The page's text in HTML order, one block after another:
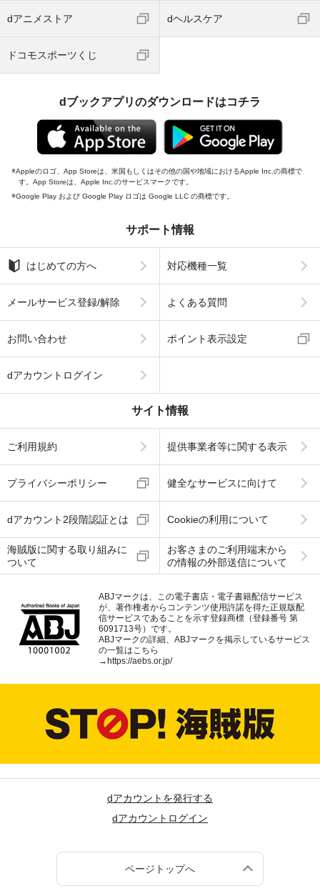
dアニメストア dヘルスケア
ドコモスポーツくじ
dブックアプリのダウンロードはコチラ
Appleのロゴ、App Storeは、米国もしくはその他の国や地域におけるApple Inc.の商標で
す。App Storeは、Apple Inc.のサービスマークです。
Google Play および Google Play ロゴは Google LLC の商標です。
サポート情報
はじめての方へ 対応機種一覧
メールサービス登録/解除 よくある質問
お問い合わせ ポイント表示設定
dアカウントログイン
サイト情報
ご利用規約 提供事業者等に関する表示
プライバシーポリシー 健全なサービスに向けて
dアカウント2段階認証とは Cookieの利用について
海賊版に関する取り組みに
ついて
お客さまのご利用端末から
の情報の外部送信について
ABJマークは、この電子書店・電子書籍配信サービス
が、著作権者からコンテンツ使用許諾を得た正規版配
信サービスであることを示す登録商標（登録番号 第
6091713号）です。
ABJマークの詳細、ABJマークを掲示しているサービス
の一覧はこちら
→https://aebs.or.jp/
dアカウントを発行する
dアカウントログイン
ページトップへ